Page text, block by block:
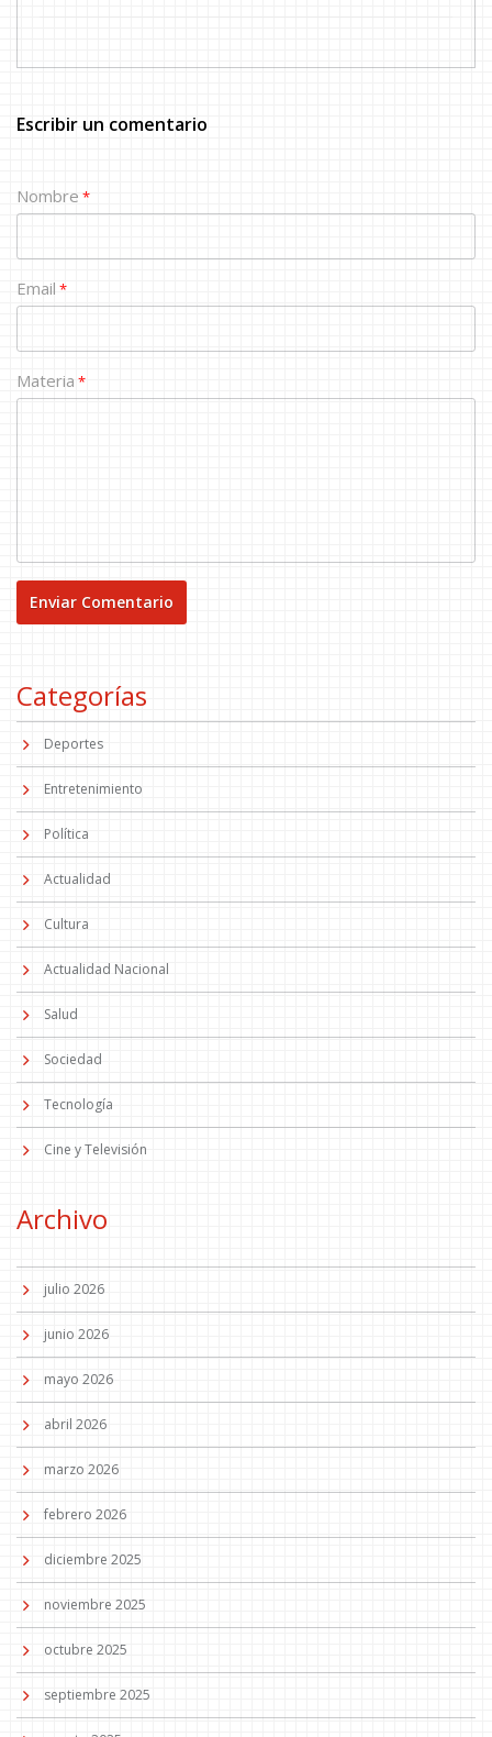
Escribir un comentario
Nombre *
Email *
Materia *
Categorías
Deportes
Entretenimiento
Política
Actualidad
Cultura
Actualidad Nacional
Salud
Sociedad
Tecnología
Cine y Televisión
Archivo
julio 2026
junio 2026
mayo 2026
abril 2026
marzo 2026
febrero 2026
diciembre 2025
noviembre 2025
octubre 2025
septiembre 2025